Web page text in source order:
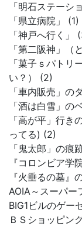
「明石ステーシ
「県立病院」 (1)
「神戸へ行く」
「第二阪神」（
「菓子ｓパトリ
い？） (2)
「車内販売」の
「酒は白雪」の
「高が平」行き
ってる) (2)
「鬼太郎」の痕
『コロンビア学
『火垂るの墓』
AOIA～スーパー
BIG1ビルのゲー
ＢＳショッピン